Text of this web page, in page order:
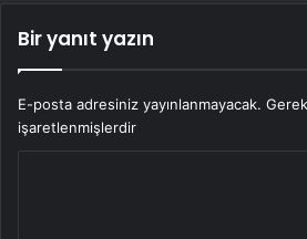
Bir yanıt yazın
E-posta adresiniz yayınlanmayacak.
işaretlenmişlerdir